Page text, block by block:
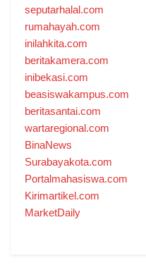
seputarhalal.com
rumahayah.com
inilahkita.com
beritakamera.com
inibekasi.com
beasiswakampus.com
beritasantai.com
wartaregional.com
BinaNews
Surabayakota.com
Portalmahasiswa.com
Kirimartikel.com
MarketDaily